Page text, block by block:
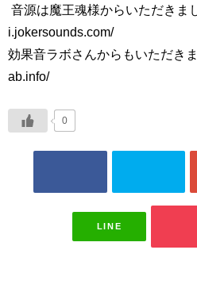
音源は魔王魂様からいただきま
i.jokersounds.com/
効果音ラボさんからもいただき
ab.info/
0
LINE